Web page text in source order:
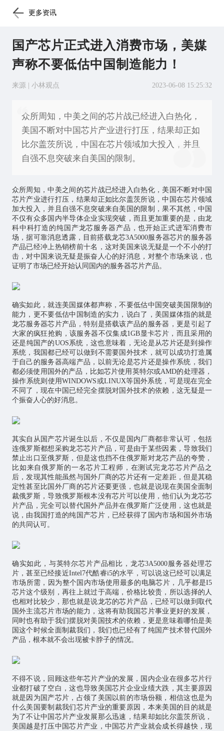
更多资讯
国产芯片正式进入消费市场，美媒
声称不要低估中国制造能力！
来源 | 小林观点 2023-06-08 15:25:32
众所周知，中美之间的芯片战已经进入白热化，
美国不断对中国芯片产业进行打压，结果却正如
比尔盖茨所说，中国在芯片领域加大投入，并且
自强不息突破来自美国的限制。
众所周知，中美之间的芯片战已经进入白热化，美国不断对中国
芯片产业进行打压，结果却正如比尔盖茨所说，中国在芯片领域
加大投入，并且自强不息突破来自美国的限制，果不其然，中国
不仅有众多国内半导体企业实现突破，而且更加重要的是，由龙
科中科打造的纯国产龙芯服务器产品，也开始正式进军消费市
场，据可靠消息透露，目前搭载龙芯3A5000服务器芯片的服务器
产品已经冲上热销榜前十名，这对美国来说无疑是一个不小的打
击，对中国来说无疑是振奋人心的好消息，对整个市场来说，也
证明了市场已经开始认同国内的服务器芯片产品。
确实如此，就连美国媒体都声称，不要低估中国突破美国限制的
能力，更不要低估中国制造的实力，说白了，美国媒体指的就是
龙芯服务器芯片产品，特别是搭载该产品的服务器，更是引起了
大家的疯狂抢购，该服务器不仅集成1GB显卡芯片，而且采用的
还是纯国产的UOS系统，这也意味着，无论是从芯片还是到操作
系统，我国都已经可以做到不需要国外技术，就可以成功打造属
于自己的服务器高端产品，以前无论是芯片还是操作系统，我们
都必须使用国外的产品，比如芯片使用英特尔或AMD的处理器，
操作系统则使用WINDOWS或LINUX等国外系统，可是现在完全
不同了，现在中国已经完全摆脱对国外技术的依赖，这无疑是一
个振奋人心的好消息。
其实自从国产芯片诞生以后，不仅是国内厂商都非常认可，包括
连俄罗斯都想采购龙芯芯片产品，可是由于某些因素，导致我们
禁止出口至俄罗斯，但是这也挡不住俄罗斯对龙芯产品的夸赞，
比如来自俄罗斯的一名芯片工程师，在测试完龙芯芯片产品之
后，发现其性能虽然与国外厂商的芯片还有一定差距，但是其稳
定性甚至比国外厂商的芯片还要更强，也就是说现在美国全面制
裁俄罗斯，导致俄罗斯根本没有芯片可以使用，他们认为龙芯芯
片产品，完全可以替代国外产品并在俄罗斯广泛使用，这也就是
说，由我国打造的纯国产芯片，已经获得了国内市场和国外市场
的共同认可。
确实如此，与英特尔芯片产品相比，龙芯3A5000服务器处理芯
片，甚至已经接近Intel7代酷睿i5的水平，可以说这已经可以满足
市场所需，因为整个国内市场使用最多的电脑芯片，几乎都是I5
芯片这个级别，再往上就过于高端，价格比较贵，所以选择的人
也相对比较少，那也就是说龙芯的芯片产品，已经可以做到取代
国外主流芯片市场的能力，这将有助我国芯片事业更好的发展，
同时也有助于我们摆脱对美国技术的依赖，更是意味着哪怕是美
国这个时候全面制裁我们，我们也已经有了纯国产技术替代国外
产品，根本就不会出现被卡脖子的情况。
不得不说，回顾这些年芯片产业的发展，国内企业在很多芯片行
业都打破了空白，这也导致美国芯片企业业绩大跌，其主要原因
就是因为国产芯片，占领了美国以前的市场份额，相信这也是为
什么美国要制裁我们芯片产业的重要原因，本来美国的目的就是
为了不让中国芯片产业发展那么迅速，结果却如比尔盖茨所说，
美国越是打压中国芯片产业，中国芯片产业就会成长得越快，现